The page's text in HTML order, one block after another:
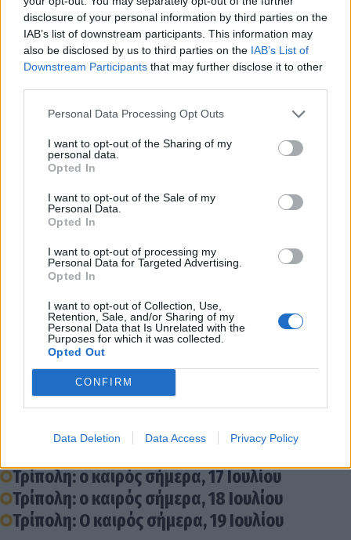
disclosure of your personal information by third parties on the
IAB’s list of downstream participants. This information may
also be disclosed by us to third parties on the IAB’s List of
Downstream Participants that may further disclose it to other
Personal Data Processing Opt Outs
I want to opt-out of the Sharing of my
personal data.
Opted In
I want to opt-out of the Sale of my
Personal Data.
Opted In
I want to opt-out of processing my
Personal Data for Targeted Advertising.
Opted In
I want to opt-out of Collection, Use,
Retention, Sale, and/or Sharing of my
Personal Data that Is Unrelated with the
Purposes for which it was collected.
Opted Out
CONFIRM
Data Deletion Data Access Privacy Policy
νησιά του Ανατολικού Αιγαίου, τα Δωδεκάνησα και
τη νότια Κρήτη τους 34 με 37 βαθμούς και στην
υπόλοιπη νησιωτική χώρα τους 31 με 33 βαθμούς
Διάβασε σχετικά
Τρίπολη: ο καιρός σήμερα, 15 Ιουλίου
Τρίπολη: ο καιρός σήμερα, 14 Ιουλίου
Τρίπολη: ο καιρός σήμερα, 17 Ιουλίου
Τρίπολη: ο καιρός σήμερα, 18 Ιουλίου
Τρίπολη: Ο καιρός σήμερα, 19 Ιουλίου